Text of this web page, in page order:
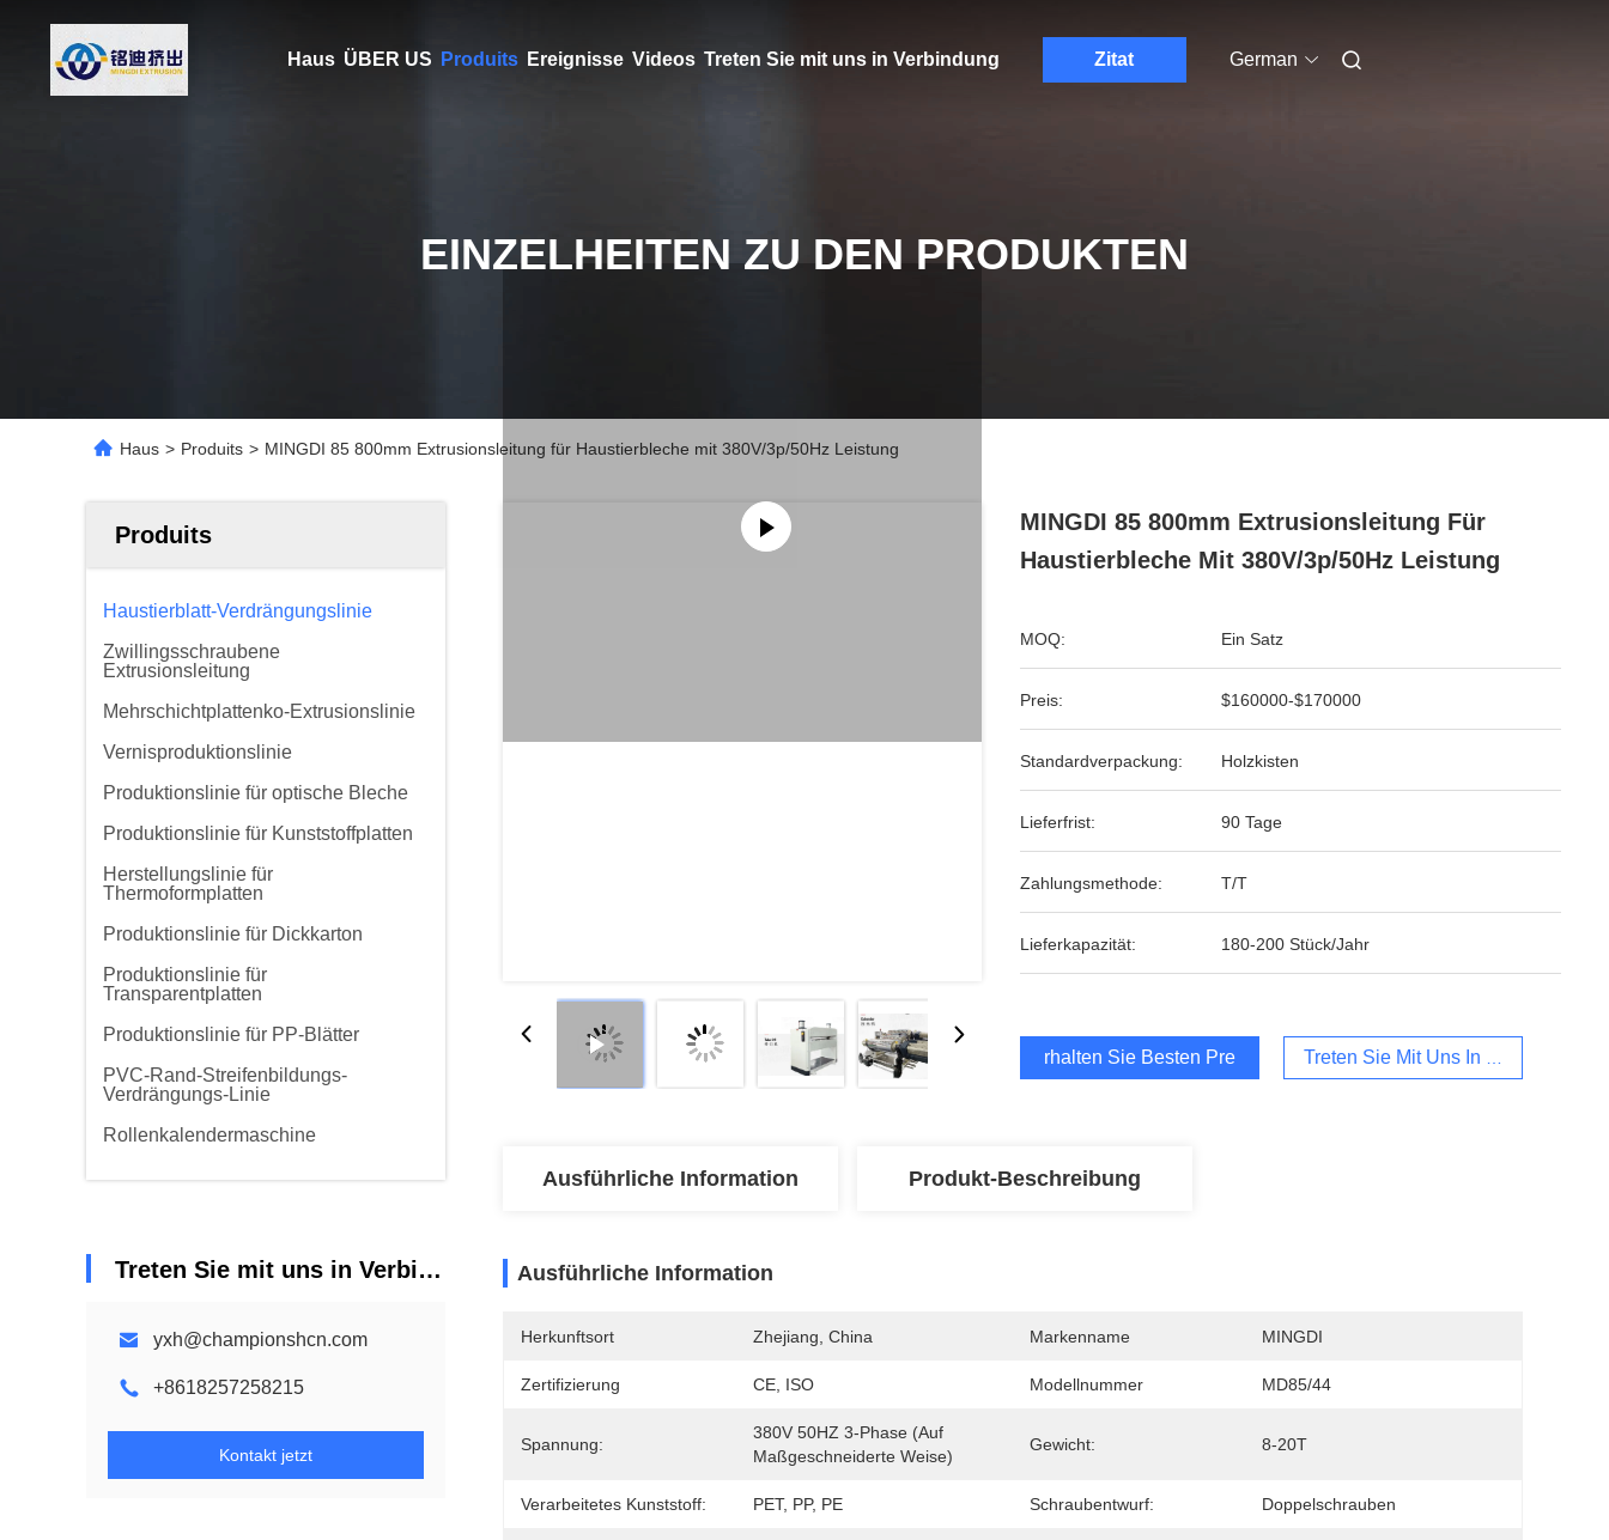
Haus ÜBER US Produits Ereignisse Videos Treten Sie mit uns in Verbindung Zitat German
EINZELHEITEN ZU DEN PRODUKTEN
Haus > Produits > MINGDI 85 800mm Extrusionsleitung für Haustierbleche mit 380V/3p/50Hz Leistung
Produits
Haustierblatt-Verdrängungslinie
Zwillingsschraubene
Extrusionsleitung
Mehrschichtplattenko-Extrusionslinie
Vernisproduktionslinie
Produktionslinie für optische Bleche
Produktionslinie für Kunststoffplatten
Herstellungslinie für
Thermoformplatten
Produktionslinie für Dickkarton
Produktionslinie für
Transparentplatten
Produktionslinie für PP-Blätter
PVC-Rand-Streifenbildungs-
Verdrängungs-Linie
Rollenkalendermaschine
Treten Sie mit uns in Verbindung
yxh@championshcn.com
+8618257258215
Kontakt jetzt
MINGDI 85 800mm Extrusionsleitung Für
Haustierbleche Mit 380V/3p/50Hz Leistung
MOQ: Ein Satz
Preis: $160000-$170000
Standardverpackung: Holzkisten
Lieferfrist: 90 Tage
Zahlungsmethode: T/T
Lieferkapazität: 180-200 Stück/Jahr
Erhalten Sie Besten Preis Treten Sie Mit Uns In Verbindung
Ausführliche Information Produkt-Beschreibung
Ausführliche Information
Herkunftsort Zhejiang, China Markenname MINGDI
Zertifizierung CE, ISO Modellnummer MD85/44
Spannung:
380V 50HZ 3-Phase (auf
Maßgeschneiderte Weise)
Gewicht: 8-20T
Verarbeitetes Kunststoff: PET, PP, PE Schraubentwurf: Doppelschrauben